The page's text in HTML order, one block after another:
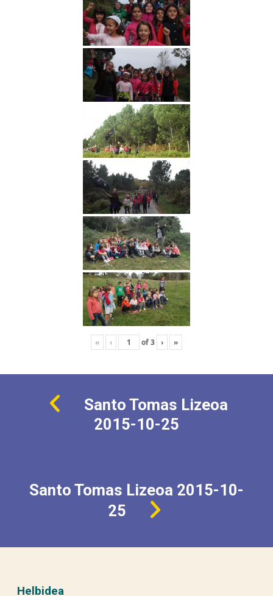
« ‹ of3 › »
Santo Tomas Lizeoa
2015-10-25
Santo Tomas Lizeoa 2015-10-
25
Helbidea